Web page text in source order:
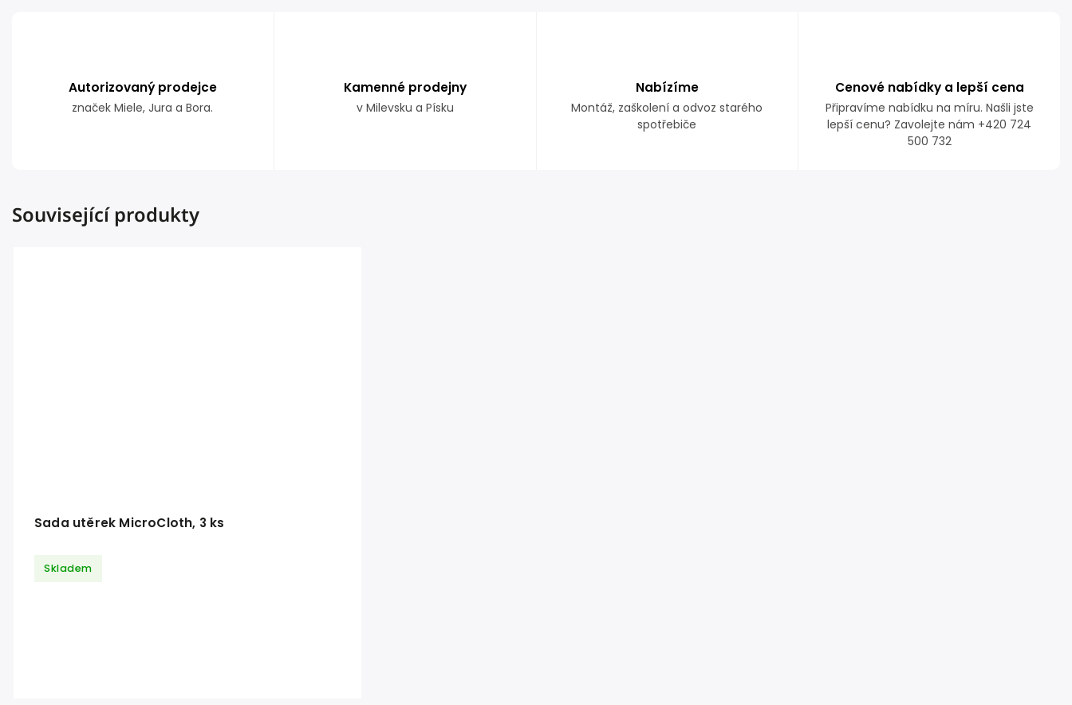
Autorizovaný prodejce
značek Miele, Jura a Bora.
Kamenné prodejny
v Milevsku a Písku
Nabízíme
Montáž, zaškolení a odvoz starého
spotřebiče
Cenové nabídky a lepší cena
Připravíme nabídku na míru. Našli jste
lepší cenu? Zavolejte nám +420 724
500 732
Související produkty
Sada utěrek MicroCloth, 3 ks
Skladem